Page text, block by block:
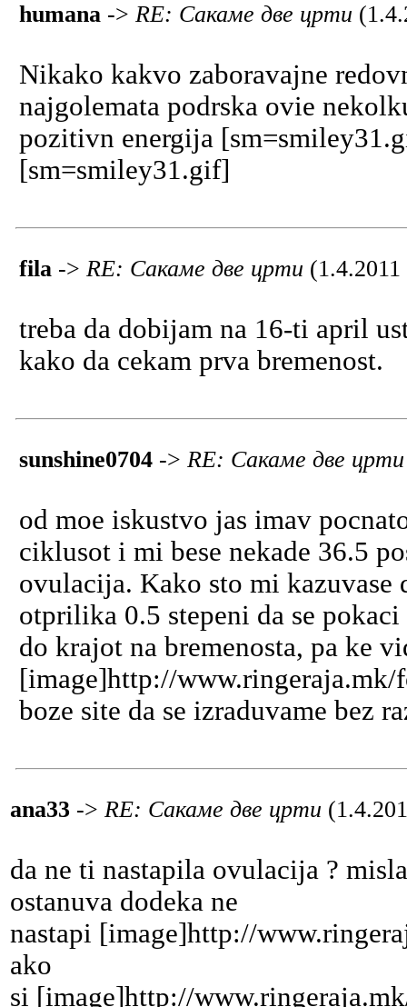
humana -> RE: Сакаме две црти
Nikako kakvo zaboravajne
najgolemata podrska ovie
pozitivn energija
[sm=smiley31.gif]
fila -> RE: Сакаме две црти
treba da dobijam na 16-ti april
kako da cekam prva bremenost.
sunshine0704 -> RE: Сакаме две
od moe iskustvo jas imav
ciklusot i mi bese nekade 36.5
ovulacija. Kako sto mi
otprilika 0.5 stepeni da se
do krajot na bremenosta, pa ke
[image]http://
boze site da se izraduvame bez
ana33 -> RE: Сакаме две црти
da ne ti nastapila ovulacija ?
ostanuva dodeka ne
nastapi [image]http://
ako
si [image]http://